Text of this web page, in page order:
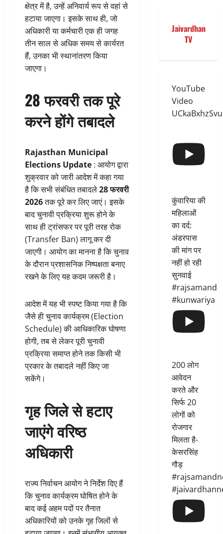
क्षेत्र में है, उन्हें अनिवार्य रूप से वहां से
हटाया जाएगा। इसके साथ ही, जो
अधिकारी या कर्मचारी एक ही जगह
तीन साल से अधिक समय से कार्यरत
हैं, उनका भी स्थानांतरण किया
जाएगा।
28 फरवरी तक पूरे
करने होंगे तबादले
Rajasthan Municipal
Elections Update : आयोग द्वारा
शुक्रवार को जारी आदेश में कहा गया
है कि सभी संबंधित तबादले28 फरवरी
2026तक पूरे कर लिए जाएं। इसके
बाद चुनावी प्रक्रिया शुरू होने के
साथ ही ट्रांसफर पर पूरी तरह रोक
(Transfer Ban) लागू कर दी
जाएगी। आयोग का मानना है कि चुनाव
के दौरान प्रशासनिक निष्पक्षता बनाए
रखने के लिए यह कदम जरूरी है।
आदेश में यह भी स्पष्ट किया गया है कि
जैसे ही चुनाव कार्यक्रम (Election
Schedule) की आधिकारिक घोषणा
होगी, तब से लेकर पूरी चुनावी
प्रक्रिया समाप्त होने तक किसी भी
प्रकार के तबादले नहीं किए जा
सकेंगे।
गृह जिले से हटाए
जाएंगे वरिष्ठ
अधिकारी
राज्य निर्वाचन आयोग ने निर्देश दिए हैं
कि चुनाव कार्यक्रम घोषित होने के
बाद कई अहम पदों पर तैनात
अधिकारियों को उनके गृह जिलों से
Jaivardhan
TV
YouTube
Video
कुंवारिया की
महिलाओं
का दर्द:
अंडरपास
की मांग पर
नहीं हो रही
सुनवाई
#rajsamand
#kunwariya
200 लोग
आवेदन
करते और
सिर्फ 20
लोगों को
रोजगार
मिलता है-
केसरसिंह
गौड़